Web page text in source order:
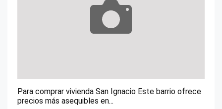
Para comprar vivienda San Ignacio Este barrio ofrece
precios más asequibles en...